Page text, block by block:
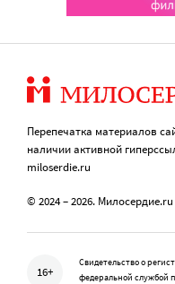
Перепечатка материалов
наличии активной
miloserdie.ru
© 2024 – 2026. Милосердие.ru
16+
Свидетельство о
федеральной службой